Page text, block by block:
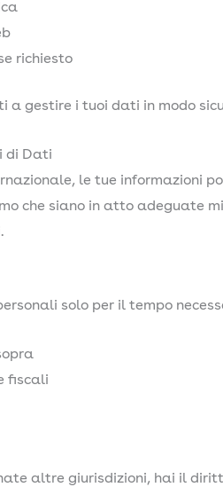
richiesto
a gestire i tuoi dati in modo
di Dati
le tue informazioni
che siano in atto adeguate
solo per il tempo
fiscali
altre giurisdizioni, hai il